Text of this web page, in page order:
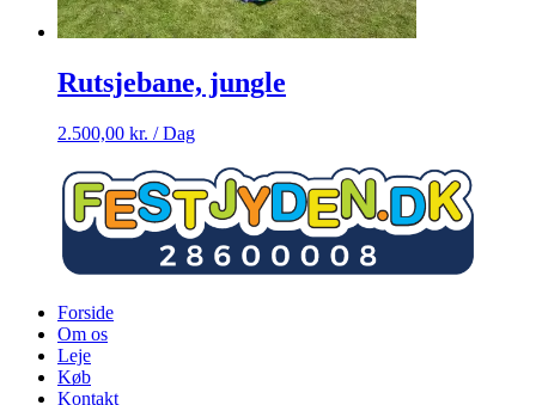
Rutsjebane, jungle
2.500,00 kr. / Dag
Forside
Om os
Leje
Køb
Kontakt